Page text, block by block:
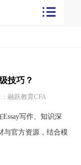
技巧？
融跃教育CFA
写作、知识深
与官方资源，结合模